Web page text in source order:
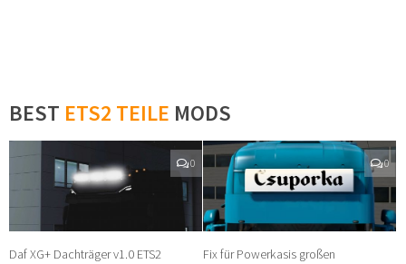
BEST ETS2 TEILE MODS
0
Daf XG+ Dachträger v1.0 ETS2
0
Fix für Powerkasis großen